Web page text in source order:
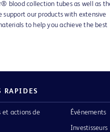
blood collection tubes as well as
support our products with extensive
to help you achieve the best
RAPIDES
et actions de
Événements
Investisseurs